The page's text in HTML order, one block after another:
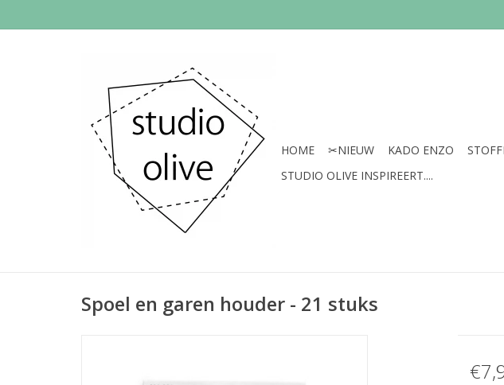
HOME ✂︎NIEUW KADO ENZO
STUDIO OLIVE INSPIREERT....
Spoel en garen houder - 21 stuks